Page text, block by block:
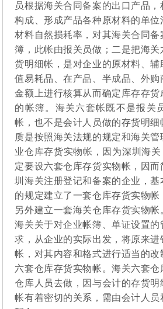
员根据海关合同备案的出口产品
构成、形成产品各种原材料的单
材料自然损耗率，对其海关合同
簿，此帐由报关员做；二是把海
货明细帐，是对企业的原材料、
值易耗品、在产品、半成品、外购
金额上进行核算从而确定库存存
的帐簿。海关六套帐既不是报关
帐，也不是会计人员做的存货明
质是按照海关法规的规定和海关
业仓库存货实物帐，因为深圳海
定要设六套仓库存货实物帐，因
圳海关注册登记和备案的企业，
的规定建立了一套仓库存货实物
另外建立一套海关仓库存货实物帐
海关关于对企业帐簿、单证设置
求，从企业的实际出发，将原来
帐，对其内容和格式进行适当的
六套仓库存货实物帐。海关六套
仓库人员去做，因与会计的存货
帐有着密切的关系，需由会计人